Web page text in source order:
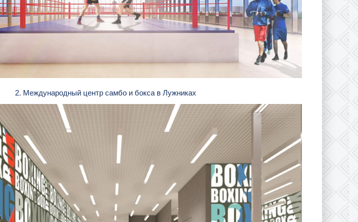
2. Международный центр самбо и бокса в Лужниках